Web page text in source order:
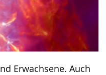
Erwachsene. Auch